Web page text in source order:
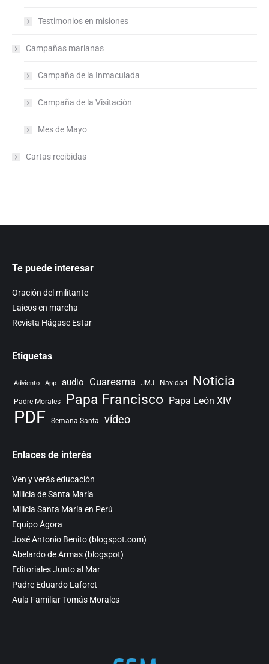
Testimonios en misiones
Campañas marianas
Campaña de la Inmaculada
Campaña de la Visitación
Mes de Mayo
Cartas recibidas
Te puede interesar
Oración del militante
Laicos en marcha
Revista Hágase Estar
Etiquetas
Adviento App audio Cuaresma JMJ Navidad Noticia
Padre Morales Papa Francisco Papa León XIV
PDF Semana Santa vídeo
Enlaces de interés
Ven y verás educación
Milicia de Santa María
Milicia Santa María en Perú
Equipo Ágora
José Antonio Benito (blogspot.com)
Abelardo de Armas (blogspot)
Editoriales Junto al Mar
Padre Eduardo Laforet
Aula Familiar Tomás Morales